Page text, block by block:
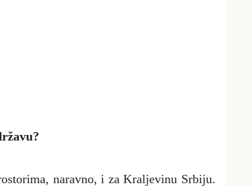
naravno, i za Kraljevinu Srbiju.